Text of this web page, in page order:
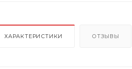
ХАРАКТЕРИСТИКИ ОТЗЫВЫ